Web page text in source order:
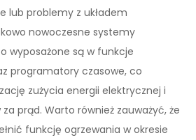
lub problemy z układem
nowoczesne systemy
wyposażone są w funkcje
programatory czasowe, co
zużycia energii elektrycznej i
prąd. Warto również zauważyć, że
funkcję ogrzewania w okresie